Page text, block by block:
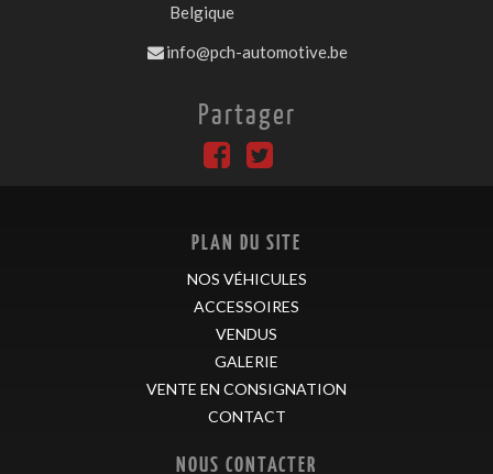
Belgique
info@pch-automotive.be
Partager
PLAN DU SITE
NOS VÉHICULES
ACCESSOIRES
VENDUS
GALERIE
VENTE EN CONSIGNATION
CONTACT
NOUS CONTACTER